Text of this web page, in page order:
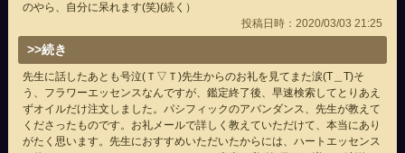
のやら、自分に呆れます(笑)(続く）
投稿日時：2020/03/03 21:25
>>続き
先生に話したあとも号泣(Ｔ▽Ｔ)先生からのお礼を見てまた涙(T＿T)そ
う、フラワーエッセンスなんですが、鑑定終了後、早速検索してとりあえ
ずオイルだけ注文しました。パシフィックのアバンダンス、先生が教えて
くださったものです。お礼メールで詳しく教えていただけて、本当にあり
がたく思います。先生におすすめいただいたからには、ハートエッセンス